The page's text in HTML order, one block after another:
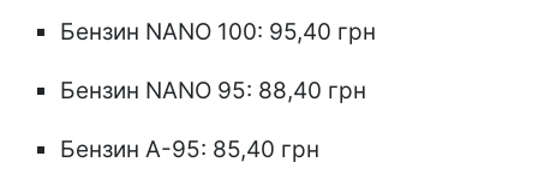
Бензин NANO 100: 95,40 грн
Бензин NANO 95: 88,40 грн
Бензин А-95: 85,40 грн